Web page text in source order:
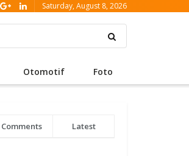
Saturday, August 8, 2026
Otomotif Foto
Comments Latest